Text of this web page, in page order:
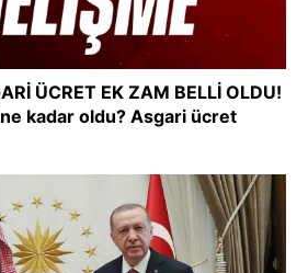
ÜCRET EK ZAM BELLİ OLDU!
kadar oldu? Asgari ücret